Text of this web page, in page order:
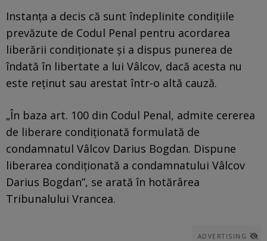
Instanța a decis că sunt îndeplinite condițiile
prevăzute de Codul Penal pentru acordarea
liberării condiționate și a dispus punerea de
îndată în libertate a lui Vâlcov, dacă acesta nu
este reținut sau arestat într-o altă cauză.
„În baza art. 100 din Codul Penal, admite cererea
de liberare condiționată formulată de
condamnatul Vâlcov Darius Bogdan. Dispune
liberarea condiționată a condamnatului Vâlcov
Darius Bogdan”, se arată în hotărârea
Tribunalului Vrancea.
ADVERTISING